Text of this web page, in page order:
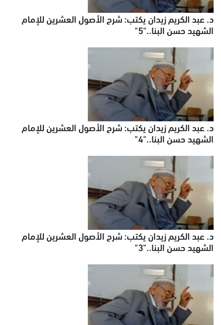
د. عبد الكريم زيدان يكتب: شرح الأصول العشرين للإمام
الشهيد حسن البنا.."5"
د. عبد الكريم زيدان يكتب: شرح الأصول العشرين للإمام
الشهيد حسن البنا.."4"
د. عبد الكريم زيدان يكتب: شرح الأصول العشرين للإمام
الشهيد حسن البنا.."3"